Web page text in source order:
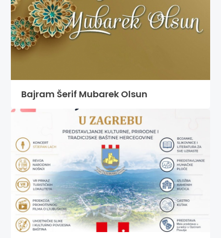
Bajram Šerif Mubarek Olsun